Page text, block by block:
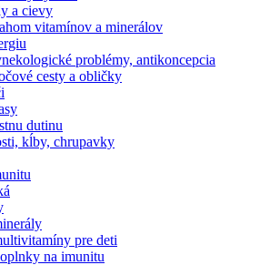
a cievy
vitamínov a minerálov
problémy, antikoncepcia
cesty a obličky
dutinu
kĺby, chrupavky
pre deti
na imunitu